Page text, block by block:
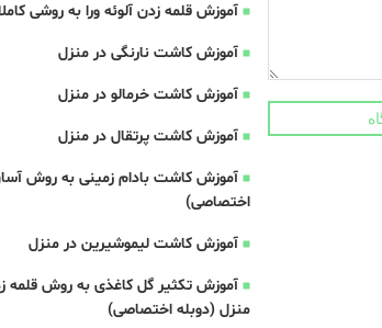
آموزش قلمه زدن آلوئه ورا به روشی
آموزش کاشت نارنگی در منزل
آموزش کاشت خرمالو در منزل
آموزش کاشت پرتقال در منزل
آموزش کاشت بادام زمینی به روش
اختصاصی)
آموزش کاشت لیموشیرین در منزل
آموزش تکثیر گل کاغذی به روش قلمه
منزل (دوبله اختصاصی)